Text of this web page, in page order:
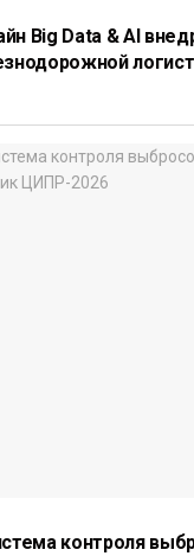
Big Data & AI
контроля